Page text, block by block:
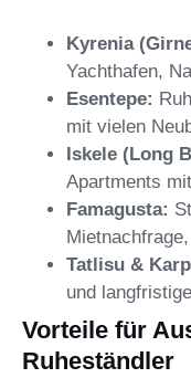
Kyrenia
Yachthafen,
Esentepe:
mit vielen
Iskele (Long
Apartments
Famagusta:
Tatlisu &
und
Vorteile für
Ruheständler